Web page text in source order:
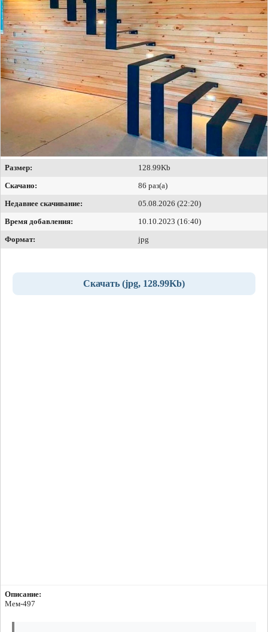
Размер:
128.99Kb
Скачано:
86 раз(а)
Недавнее скачивание:
05.08.2026 (22:20)
Время добавления:
10.10.2023 (16:40)
Формат:
jpg
Скачать (jpg, 128.99Kb)
Описание:
Мем-497